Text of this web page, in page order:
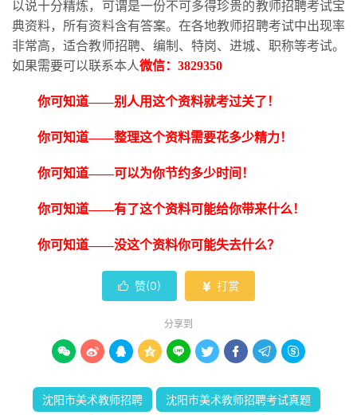
以说十分精炼，可谓是一份不可多得珍贵的教师招聘考试宝
典资料，所有资料含有答案。在各地教师招聘考试中出现率
非常高，适合教师招聘、编制、特岗、进城、职称等考试。
如果需要可以联系本人微信： 3829350
你可知道——别人用这个资料就考过关了！
你可知道——整理这个资料需要花多少精力！
你可知道——可以为你节约多少时间！
你可知道——有了这个资料可能给你带来什么！
你可知道——没这个资料你可能失去什么？
 赞(0)  打赏
分享到
        
沈阳市美术教师招聘 沈阳市美术教师招聘考试真题